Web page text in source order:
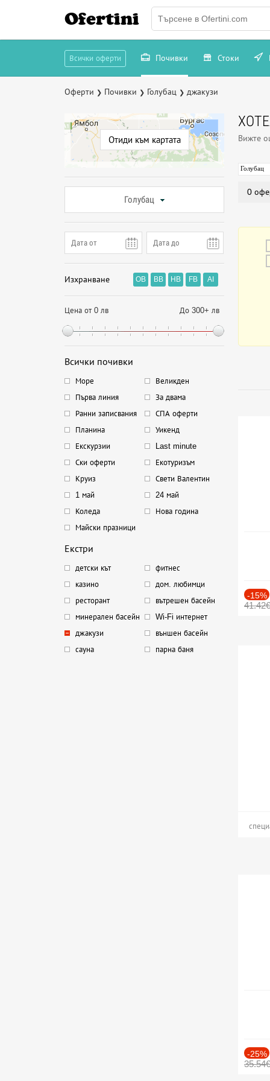
Ofertini
Всички оферти Почивки Стоки
Оферти ❯ Почивки ❯ Голубац ❯ джакузи
Отиди към картата
Голубац
Изхранване OB BB HB FB AI
Цена от 0 лв До 300+ лв
Всички почивки
Море
Великден
Първа линия
За двама
Ранни записвания
СПА оферти
Планина
Уикенд
Екскурзии
Last minute
Ски оферти
Екотуризъм
Круиз
Свети Валентин
1 май
24 май
Коледа
Нова година
Майски празници
Екстри
детски кът
фитнес
казино
дом. любимци
ресторант
вътрешен басейн
минерален басейн
Wi-Fi интернет
джакузи
външен басейн
сауна
парна баня
Вижте
Голубац
0
-15%
41.42€
-25%
35.54€